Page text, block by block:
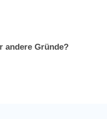
andere Gründe?